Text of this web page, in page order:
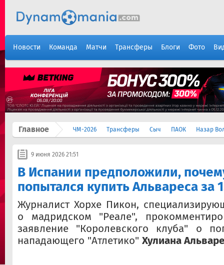
Новости Команда Матчи Трансферы Блоги Фото
Главное ЧМ-2026 Трансферы Сыч ПАОК Назар
9 июня 2026 21:51
В Испании предположили,
попытался купить Альвареса за
Журналист Хорхе Пикон,
о мадридском "Реале",
заявление "Королевского клуба" о
нападающего "Атлетико" Хулиана